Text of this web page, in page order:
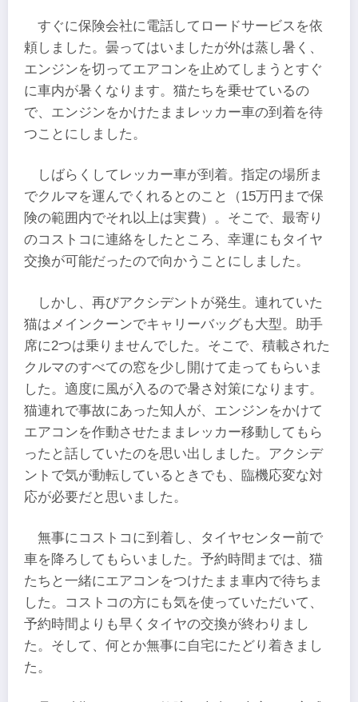
すぐに保険会社に電話してロードサービスを依
頼しました。曇ってはいましたが外は蒸し暑く、
エンジンを切ってエアコンを止めてしまうとすぐ
に車内が暑くなります。猫たちを乗せているの
で、エンジンをかけたままレッカー車の到着を待
つことにしました。
しばらくしてレッカー車が到着。指定の場所ま
でクルマを運んでくれるとのこと（15万円まで保
険の範囲内でそれ以上は実費）。そこで、最寄り
のコストコに連絡をしたところ、幸運にもタイヤ
交換が可能だったので向かうことにしました。
しかし、再びアクシデントが発生。連れていた
猫はメインクーンでキャリーバッグも大型。助手
席に2つは乗りませんでした。そこで、積載された
クルマのすべての窓を少し開けて走ってもらいま
した。適度に風が入るので暑さ対策になります。
猫連れで事故にあった知人が、エンジンをかけて
エアコンを作動させたままレッカー移動してもら
ったと話していたのを思い出しました。アクシデ
ントで気が動転しているときでも、臨機応変な対
応が必要だと思いました。
無事にコストコに到着し、タイヤセンター前で
車を降ろしてもらいました。予約時間までは、猫
たちと一緒にエアコンをつけたまま車内で待ちま
した。コストコの方にも気を使っていただいて、
予約時間よりも早くタイヤの交換が終わりまし
た。そして、何とか無事に自宅にたどり着きまし
た。